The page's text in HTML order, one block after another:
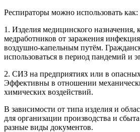
Респираторы можно использовать как:
1. Изделия медицинского
медработников от заражения
воздушно-капельным путём.
использоваться в период пандемий и
2. СИЗ на предприятиях или в
Эффективны в отношении
химических воздействий.
В зависимости от типа изделия и
для организации производства и
разные виды документов.